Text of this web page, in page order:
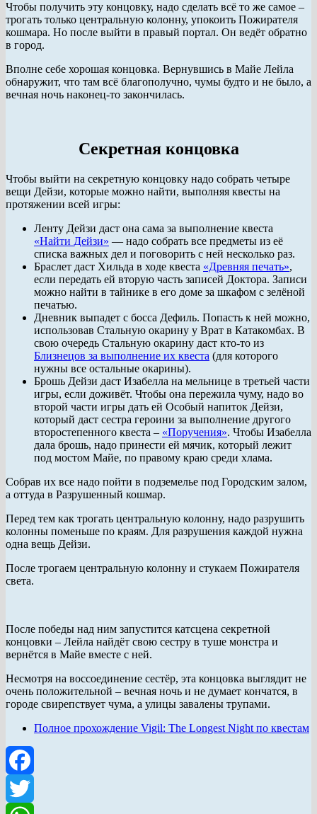
Чтобы получить эту концовку, надо сделать всё то же самое –
трогать только центральную колонну, упокоить Пожирателя
кошмара. Но после выйти в правый портал. Он ведёт обратно
в город.
Вполне себе хорошая концовка. Вернувшись в Майе Лейла
обнаружит, что там всё благополучно, чумы будто и не было, а
вечная ночь наконец-то закончилась.
Секретная концовка
Чтобы выйти на секретную концовку надо собрать четыре
вещи Дейзи, которые можно найти, выполняя квесты на
протяжении всей игры:
Ленту Дейзи даст она сама за выполнение квеста
«Найти Дейзи» — надо собрать все предметы из её
списка важных дел и поговорить с ней несколько раз.
Браслет даст Хильда в ходе квеста «Древняя печать»,
если передать ей вторую часть записей Доктора. Записи
можно найти в тайнике в его доме за шкафом с зелёной
печатью.
Дневник выпадет с босса Дефиль. Попасть к ней можно,
использовав Стальную окарину у Врат в Катакомбах. В
свою очередь Стальную окарину даст кто-то из
Близнецов за выполнение их квеста (для которого
нужны все остальные окарины).
Брошь Дейзи даст Изабелла на мельнице в третьей части
игры, если доживёт. Чтобы она пережила чуму, надо во
второй части игры дать ей Особый напиток Дейзи,
который даст сестра героини за выполнение другого
второстепенного квеста – «Поручения». Чтобы Изабелла
дала брошь, надо принести ей мячик, который лежит
под мостом Майе, по правому краю среди хлама.
Собрав их все надо пойти в подземелье под Городским залом,
а оттуда в Разрушенный кошмар.
Перед тем как трогать центральную колонну, надо разрушить
колонны поменьше по краям. Для разрушения каждой нужна
одна вещь Дейзи.
После трогаем центральную колонну и стукаем Пожирателя
света.
После победы над ним запустится катсцена секретной
концовки – Лейла найдёт свою сестру в туше монстра и
вернётся в Майе вместе с ней.
Несмотря на воссоединение сестёр, эта концовка выглядит не
очень положительной – вечная ночь и не думает кончатся, в
городе свирепствует чума, а улицы завалены трупами.
Полное прохождение Vigil: The Longest Night по квестам
Facebook